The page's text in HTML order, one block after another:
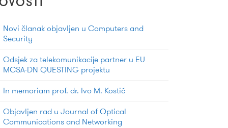
Novi članak objavljen u Computers and
Security
Odsjek za telekomunikacije partner u EU
MCSA-DN QUESTING projektu
In memoriam prof. dr. Ivo M. Kostić
Objavljen rad u Journal of Optical
Communications and Networking